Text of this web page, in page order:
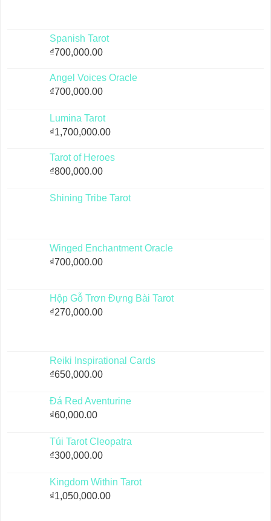
Spanish Tarot
₫700,000.00
Angel Voices Oracle
₫700,000.00
Lumina Tarot
₫1,700,000.00
Tarot of Heroes
₫800,000.00
Shining Tribe Tarot
Winged Enchantment Oracle
₫700,000.00
Hộp Gỗ Trơn Đựng Bài Tarot
₫270,000.00
Reiki Inspirational Cards
₫650,000.00
Đá Red Aventurine
₫60,000.00
Túi Tarot Cleopatra
₫300,000.00
Kingdom Within Tarot
₫1,050,000.00